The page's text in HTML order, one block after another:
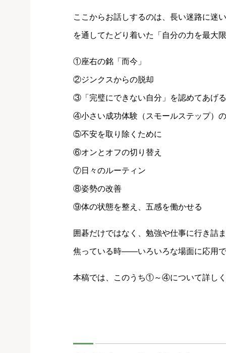
ここからお話しするのは、長い迷路に迷
を通してたどり着いた「自分の力を最大
①座右の銘「而今」
②ジンクスからの脱却
③「完璧にできない自分」を認めてあげる
④小さい成功体験（スモールステップ）
⑤不安を取り除くために
⑥オンとオフの切り替え
⑦日々のルーティン
⑧姿勢の改善
⑨体の状態を整え、五感を働かせる
囲碁だけではなく、勉強や仕事に行き詰
焦っている時――いろいろな場面に応用
本稿では、このうち①～④について詳し